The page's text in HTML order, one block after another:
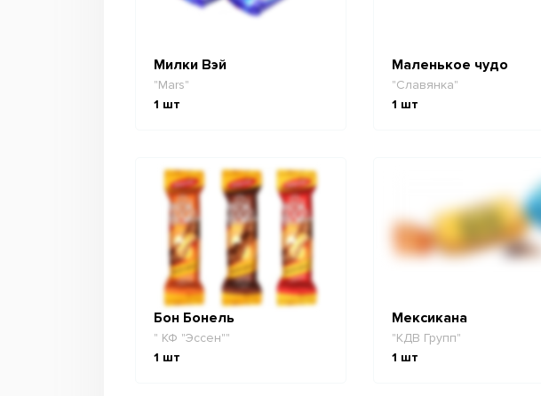
Милки Вэй
"Mars"
1 шт
Маленькое чудо
"Славянка"
1 шт
Бон Бонель
" КФ "Эссен""
1 шт
Мексикана
"КДВ Групп"
1 шт